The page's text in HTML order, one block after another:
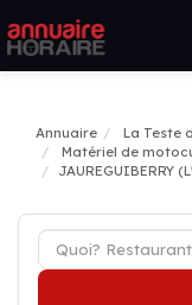
Annuaire La Teste
Matériel de
JAUREGUIBERRY